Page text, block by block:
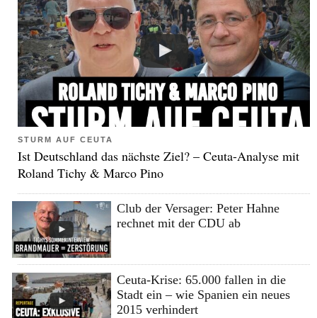
STURM AUF CEUTA
Ist Deutschland das nächste Ziel? – Ceuta-Analyse mit
Roland Tichy & Marco Pino
Club der Versager: Peter Hahne
rechnet mit der CDU ab
Ceuta-Krise: 65.000 fallen in die
Stadt ein – wie Spanien ein neues
2015 verhindert